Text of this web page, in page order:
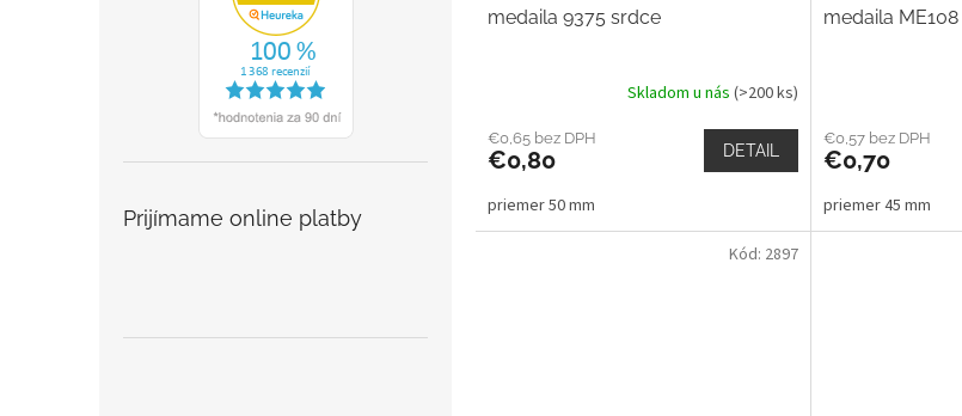
Prijímame online platby
medaila 9375 srdce
Skladom u nás (>200 ks)
€0,65 bez DPH
€0,80 DETAIL
priemer 50 mm
medaila ME108
€0,57 bez DPH
€0,70
priemer 45 mm
Kód: 2897